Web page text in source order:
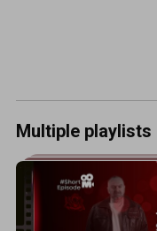
Multiple playlists